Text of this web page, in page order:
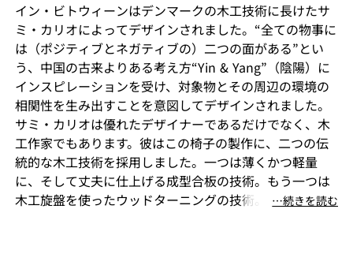
イン・ビトウィーンはデンマークの木工技術に長けたサ
ミ・カリオによってデザインされました。“全ての物事に
は（ポジティブとネガティブの）二つの面がある”とい
う、中国の古来よりある考え方“Yin & Yang”（陰陽）に
インスピレーションを受け、対象物とその周辺の環境の
相関性を生み出すことを意図してデザインされました。
サミ・カリオは優れたデザイナーであるだけでなく、木
工作家でもあります。彼はこの椅子の製作に、二つの伝
統的な木工技術を採用しました。一つは薄くかつ軽量
に、そして丈夫に仕上げる成型合板の技術。もう一つは
木工旋盤を使ったウッドターニングの技術。彼がプロト
⋯続きを読む